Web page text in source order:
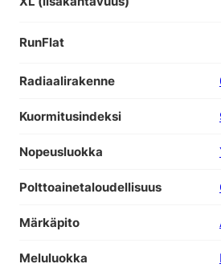
RunFlat
Radiaalirakenne
Kuormitusindeksi
Nopeusluokka
Polttoainetaloudellisuus
Märkäpito
Meluluokka